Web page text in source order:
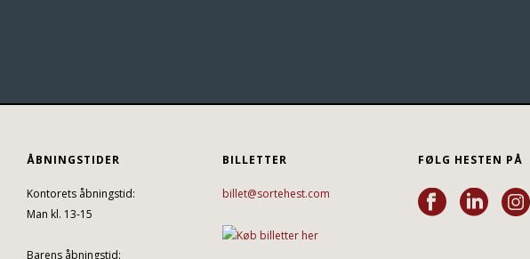
ÅBNINGSTIDER
Kontorets åbningstid:
Man kl. 13-15
Barens åbningstid:
BILLETTER
billet@sortehest.com
FØLG HESTEN PÅ